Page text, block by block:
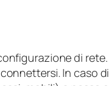
di rete.
In caso di